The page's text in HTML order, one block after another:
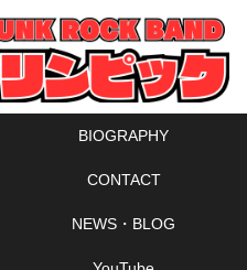
BIOGRAPHY
CONTACT
NEWS・BLOG